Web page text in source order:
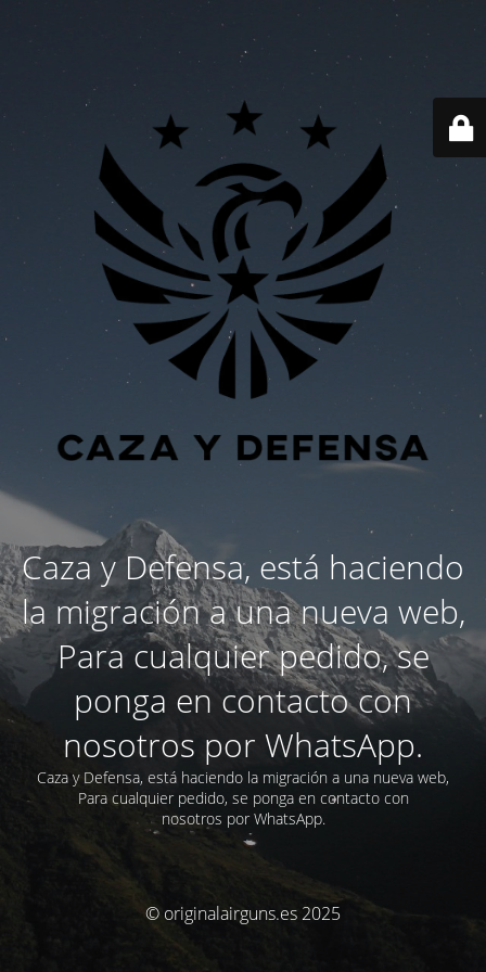
Caza y Defensa, está haciendo
la migración a una nueva web,
Para cualquier pedido, se
ponga en contacto con
nosotros por WhatsApp.
Caza y Defensa, está haciendo la migración a una nueva web,
Para cualquier pedido, se ponga en contacto con
nosotros por WhatsApp.
© originalairguns.es 2025